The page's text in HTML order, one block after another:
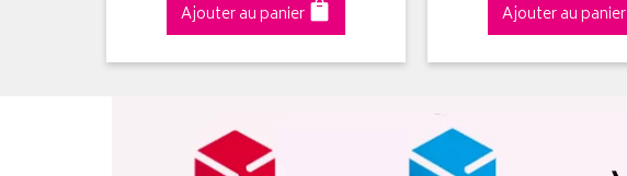
Ajouter au panier Ajouter au panier